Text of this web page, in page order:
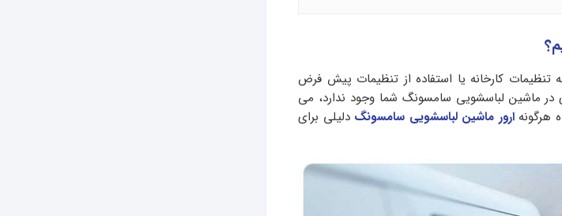
تنظیمات کارخانه یا استفاده از تنظیمات پیش فرض
ماشین لباسشویی سامسونگ شما وجود ندارد، می
هرگونهارور ماشین لباسشویی سامسونگ دلیلی برای